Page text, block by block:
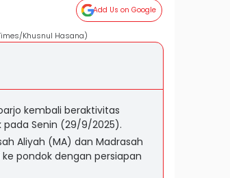
Add Us on Google
Khusnul Hasana)
kembali beraktivitas
Senin (29/9/2025).
Aliyah (MA) dan Madrasah
pondok dengan persiapan